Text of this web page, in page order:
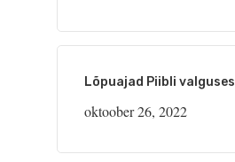
Lõpuajad Piibli valguses I
oktoober 26, 2022